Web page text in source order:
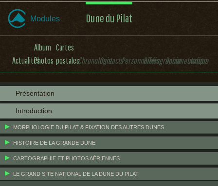
Modules Dune du Pilat
Actualités
Album
Photos
Cartes
postalesChronologieContactsPersonnalitésBibliographieDocumentation
Lexique
Présentation
Introduction
MORPHOLOGIE DU PILAT & FIXATION DES AUTRES DUNES
HISTOIRE DE LA GRANDE DUNE
CARTOGRAPHIE ET PHOTOS AÉRIENNES
LE GRAND SITE NATIONAL DE LA DUNE DU PILAT